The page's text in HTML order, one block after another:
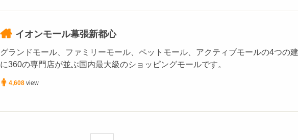
イオンモール幕張新都心
グランドモール、ファミリーモール、ペットモール、アクティブモールの4つの
に360の専門店が並ぶ国内最大級のショッピングモールです。
4,608 view